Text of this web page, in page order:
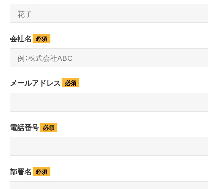
会社名
メールアドレス
電話番号
部署名